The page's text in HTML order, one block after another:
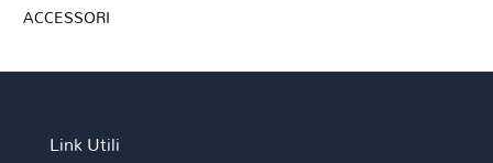
ACCESSORI
Link Utili